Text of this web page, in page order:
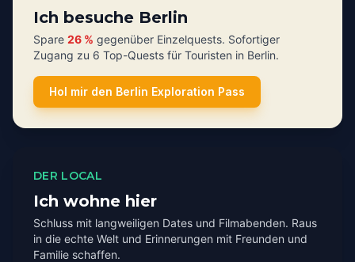
Ich besuche Berlin
Spare 26 % gegenüber Einzelquests. Sofortiger
Zugang zu 6 Top-Quests für Touristen in Berlin.
Hol mir den Berlin Exploration Pass
DER LOCAL
Ich wohne hier
Schluss mit langweiligen Dates und Filmabenden. Raus
in die echte Welt und Erinnerungen mit Freunden und
Familie schaffen.